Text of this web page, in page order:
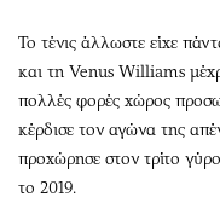
Το τένις άλλωστε είχε
και τη Venus Williams
πολλές φορές χώρος
κέρδισε τον αγώνα της
προχώρησε στον τρίτο
το 2019.